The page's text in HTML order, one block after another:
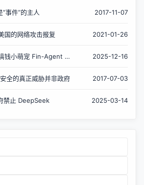
事件”的主人 2017-11-07
国的网络攻击报复 2021-01-26
钱小萌宠 Fin-Agent 进
2025-12-16
全的真正威胁并非政府 2017-07-03
禁止 DeepSeek 2025-03-14